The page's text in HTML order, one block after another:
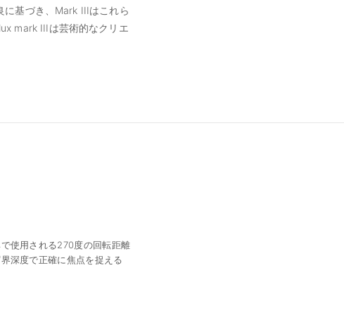
に基づき、Mark IIIはこれら
mark IIIは芸術的なクリエ
使用される270度の回転距離
深度で正確に焦点を捉える